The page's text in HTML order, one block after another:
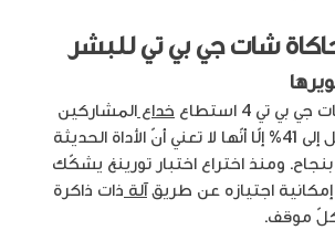
شات جي بي تي للبشر
تي 4 استطاع خداع المشاركين
بنسبة هي الأعلى تصل إلى 41% إلّا أنّها لا تعني أنّ الأداة الحديثة
بنجاح. ومنذ اختراع اختبار تورينغ يشكّك
اجتيازه عن طريقآلة ذات ذاكرة
موقف.